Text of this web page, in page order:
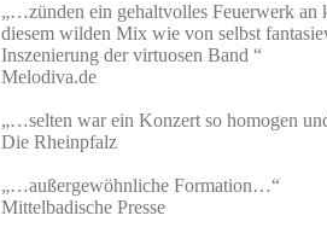
„…zünden ein gehaltvolles Feuerwerk
diesem wilden Mix wie von selbst
Inszenierung der virtuosen Band “
Melodiva.de
„…selten war ein Konzert so homogen
Die Rheinpfalz
„…außergewöhnliche Formation…“
Mittelbadische Presse